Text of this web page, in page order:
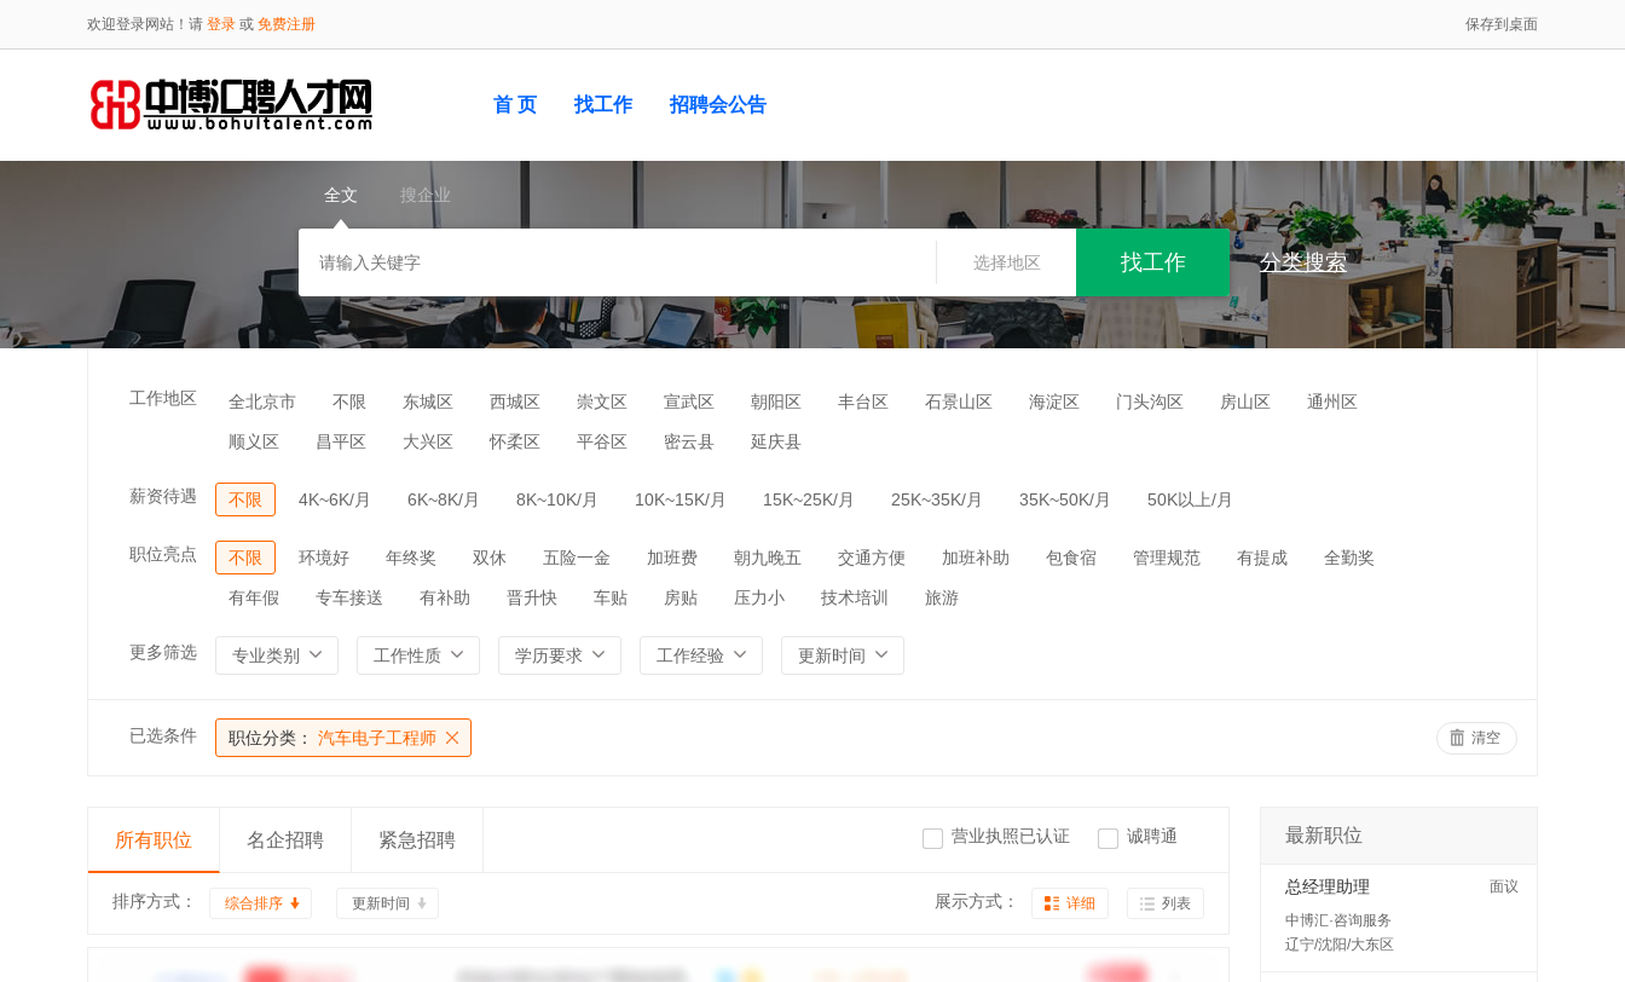
欢迎登录网站！请 登录 或 免费注册 保存到桌面
首 页 找工作 招聘会公告
全文 搜企业
选择地区 分类搜索
工作地区 全北京市 不限 东城区 西城区 崇文区 宣武区 朝阳区 丰台区 石景山区 海淀区 门头沟区 房山区 通州区
顺义区 昌平区 大兴区 怀柔区 平谷区 密云县 延庆县
薪资待遇 不限 4K~6K/月 6K~8K/月 8K~10K/月 10K~15K/月 15K~25K/月 25K~35K/月 35K~50K/月 50K以上/月
职位亮点 不限 环境好 年终奖 双休 五险一金 加班费 朝九晚五 交通方便 加班补助 包食宿 管理规范 有提成 全勤奖
有年假 专车接送 有补助 晋升快 车贴 房贴 压力小 技术培训 旅游
更多筛选 专业类别 工作性质 学历要求 工作经验 更新时间
已选条件 职位分类： 汽车电子工程师 清空
所有职位 名企招聘 紧急招聘 营业执照已认证 诚聘通
排序方式： 综合排序 更新时间 展示方式： 详细 列表
最新职位
总经理助理
面议
中博汇·咨询服务
辽宁/沈阳/大东区